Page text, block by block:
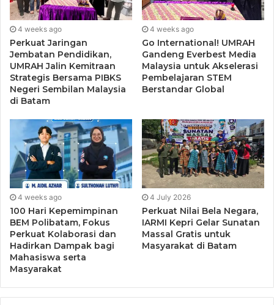
10 tahun tidak menggelar Muktamar. Juanda
mengingatkan, Muktamar MDI digelar terakhir pada tahun
2011 lalu.
“Patutnya DPP MDI fokus saja mempersiapkan Muktamar
MDI yang sudah sangat terlambat, biarlah pergantian
pengurus angkatan muda dilakukan setelah Muktamar
saja,” pungkas Juanda.
PW AMMDI Kepri dengan ini menarik diri dari seluruh
kegiatan di Kepri sampai dengan waktu yg belum
ditentukan sebagai bentuk konsekwensi dukungan kepada
Ketua Umum PP AMMDI Ton Abdilah Has.
4 weeks ago
Perkuat Jaringan
Jembatan Pendidikan,
UMRAH Jalin Kemitraan
Strategis Bersama PIBKS
Negeri Sembilan Malaysia
di Batam
4 weeks ago
Go International! UMRAH
Gandeng Everbest Media
Malaysia untuk Akselerasi
Pembelajaran STEM
Berstandar Global
4 weeks ago
100 Hari Kepemimpinan
BEM Polibatam, Fokus
Perkuat Kolaborasi dan
Hadirkan Dampak bagi
Mahasiswa serta
Masyarakat
4 July 2026
Perkuat Nilai Bela Negara,
IARMI Kepri Gelar Sunatan
Massal Gratis untuk
Masyarakat di Batam